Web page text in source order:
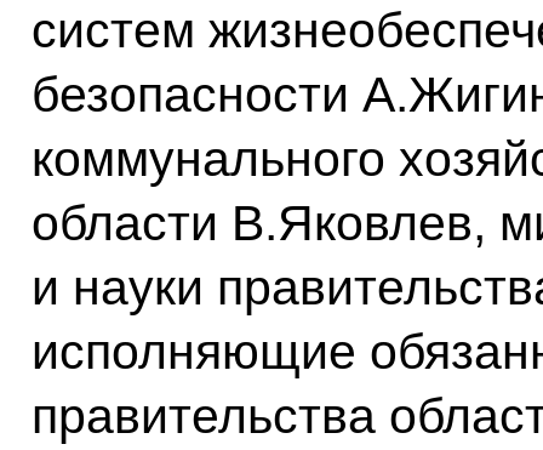
систем
безопасности
коммунального
области В.Яковлев,
и науки
исполняющие
правительства